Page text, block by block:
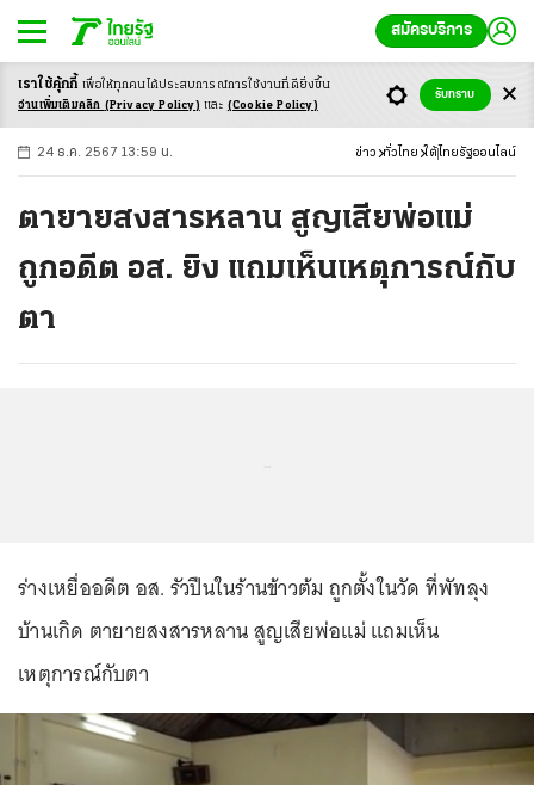
สมัครบริการ
-ก ก ก+
24 ธ.ค. 2567 13:59 น. ข่าว ทั่วไทย ใต้ ไทยรัฐออนไลน์
ตายายสงสารหลาน สูญเสียพ่อแม่
ถูกอดีต อส. ยิง แถมเห็นเหตุการณ์กับ
ตา
ร่างเหยื่ออดีต อส. รัวปืนในร้านข้าวต้ม ถูกตั้งในวัด ที่พัทลุง
บ้านเกิด ตายายสงสารหลาน สูญเสียพ่อแม่ แถมเห็น
เหตุการณ์กับตา
เราใช้คุ้กกี้ เพื่อให้ทุกคนได้ประสบการณ์การใช้งานที่ดียิ่งขึ้น
อ่านเพิ่มเติมคลิก (Privacy Policy) และ (Cookie Policy)
รับทราบ